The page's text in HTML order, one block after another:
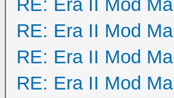
RE: Era II Mod
RE: Era II Mod
RE: Era II Mod
RE: Era II Mod